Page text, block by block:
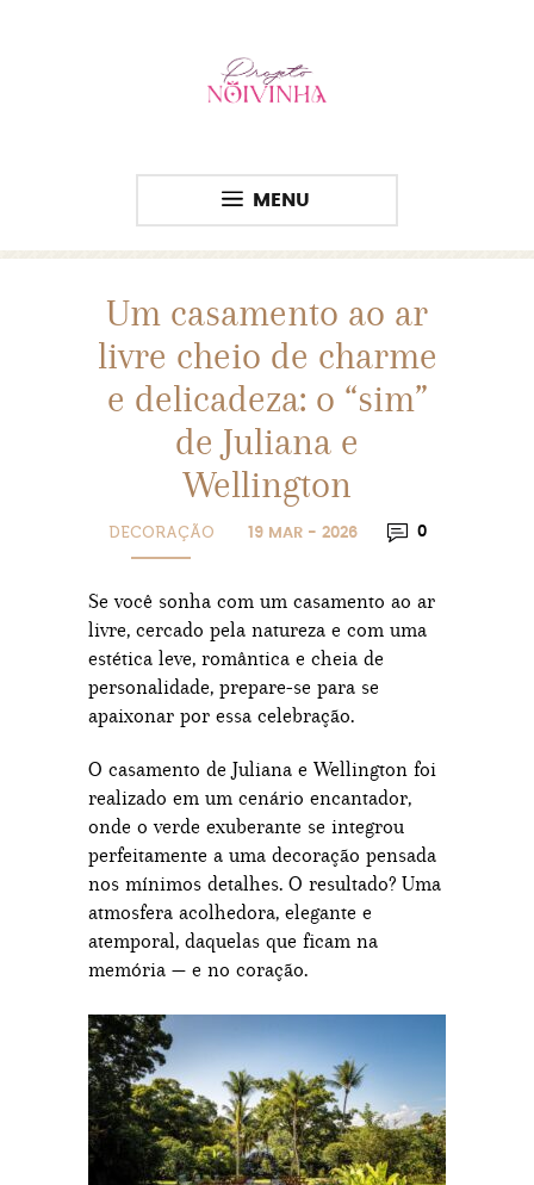
MENU
Um casamento ao ar
livre cheio de charme
e delicadeza: o “sim”
de Juliana e
Wellington
DECORAÇÃO 19 MAR - 2026 0
Se você sonha com um casamento ao ar
livre, cercado pela natureza e com uma
estética leve, romântica e cheia de
personalidade, prepare-se para se
apaixonar por essa celebração.
O casamento de Juliana e Wellington foi
realizado em um cenário encantador,
onde o verde exuberante se integrou
perfeitamente a uma decoração pensada
nos mínimos detalhes. O resultado? Uma
atmosfera acolhedora, elegante e
atemporal, daquelas que ficam na
memória — e no coração.